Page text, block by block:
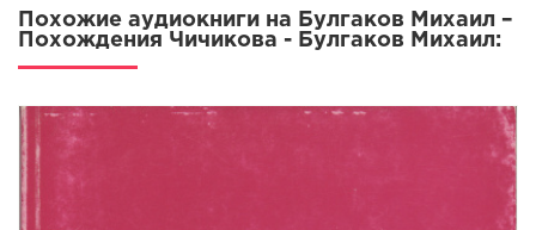
Похожие аудиокниги на Булгаков Михаил –
Похождения Чичикова - Булгаков Михаил: